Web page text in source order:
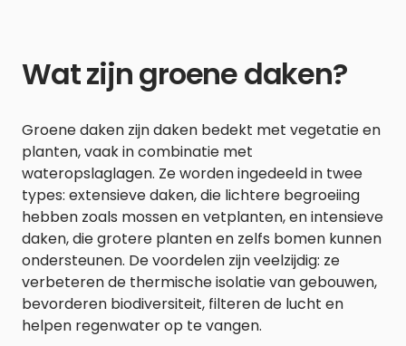
Wat zijn groene daken?
Groene daken zijn daken bedekt met vegetatie en
planten, vaak in combinatie met
wateropslaglagen. Ze worden ingedeeld in twee
types: extensieve daken, die lichtere begroeiing
hebben zoals mossen en vetplanten, en intensieve
daken, die grotere planten en zelfs bomen kunnen
ondersteunen. De voordelen zijn veelzijdig: ze
verbeteren de thermische isolatie van gebouwen,
bevorderen biodiversiteit, filteren de lucht en
helpen regenwater op te vangen.